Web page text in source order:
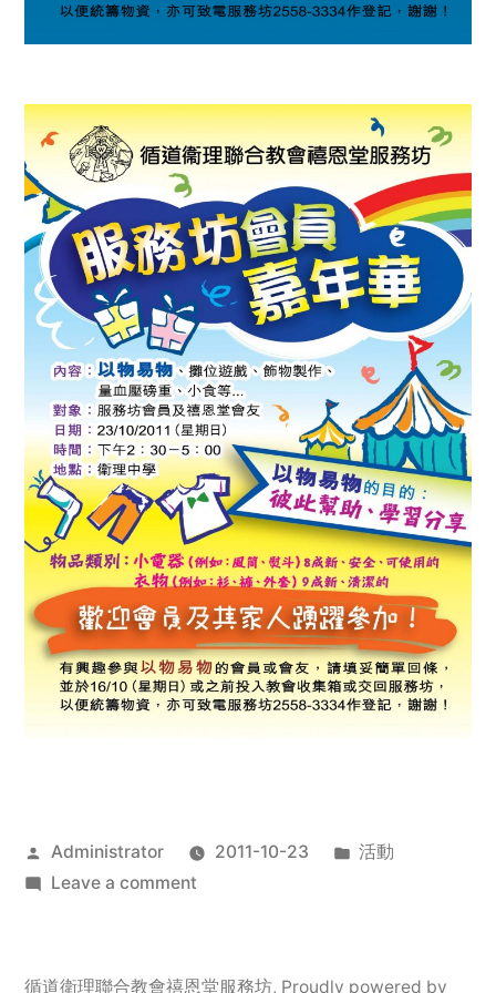
Posted
by
Administrator 2011-10-23
Posted
活動
Leave a commenton
服
循道衛理聯合教會禧恩堂服務坊, Proudly powered by